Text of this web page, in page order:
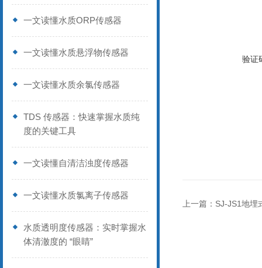
一文读懂水质ORP传感器
一文读懂水质悬浮物传感器
一文读懂水质余氯传感器
TDS 传感器：快速掌握水质纯
度的关键工具
一文读懂自清洁浊度传感器
一文读懂水质氯离子传感器
水质透明度传感器：实时掌握水
体清澈度的 “眼睛”
验证
上一篇： SJ-JS1地埋